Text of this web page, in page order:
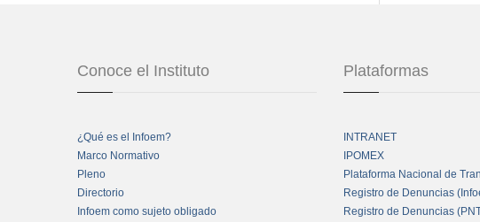
Conoce el Instituto
¿Qué es el Infoem?
Marco Normativo
Pleno
Directorio
Infoem como sujeto obligado
Plataformas
INTRANET
IPOMEX
Plataforma Nacional de
Registro de Denuncias
Registro de Denuncias